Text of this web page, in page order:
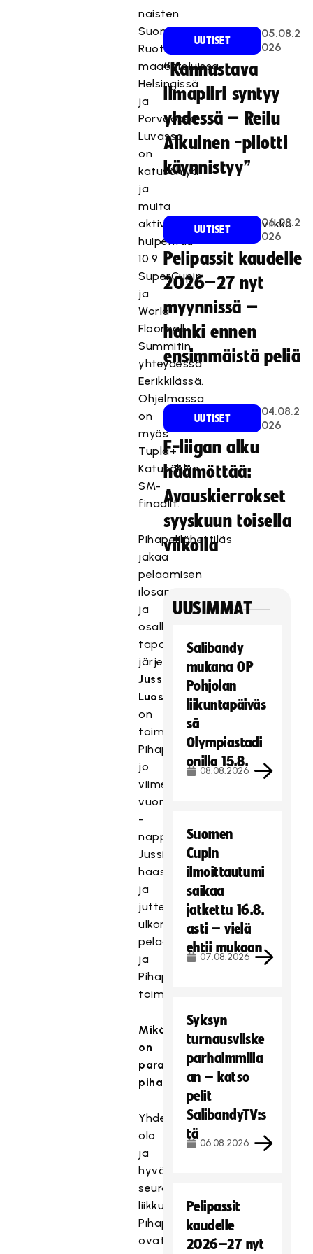
naisten
Suomi-
Ruotsi
maaotteluissa
Helsingissä
ja
Porvoossa.
Luvassa
on
katusählyä
ja
muita
aktiviteetteja. Pihapeliviikko
huipentuu
10.9.
SuperCupin
ja
World
Floorball
Summitin
yhteydessä
Eerikkilässä.
Ohjelmassa
on
myös
Tupla+
Katusählyn
SM-
finaalit.
Pihapelilähettiläs
jakaa
pelaamisen
ilosanomaa
ja
osallistuu
tapahtumien
järjestämiseen.
Jussi
Luostarinen
on
toiminut
Pihapelilähettiläänä
jo
viime
vuonna
-
nappasimme
Jussin
haastatteluun
ja
juttelimme
ulkona
pelaamisesta
ja
Pihapelilähettiläänä
toimimisesta.
Mikä
on
parasta
pihapeleissä?
Yhdessä
olo
ja
hyvässä
seurassa
liikkuminen!
Pihapelit
ovat
UUTISET
05.08.2
026
“Kannustava
ilmapiiri syntyy
yhdessä – Reilu
Aikuinen -pilotti
käynnistyy”
UUTISET
06.08.2
026
Pelipassit kaudelle
2026–27 nyt
myynnissä –
hanki ennen
ensimmäistä peliä
UUTISET
04.08.2
026
F-liigan alku
häämöttää:
Avauskierrokset
syyskuun toisella
viikolla
UUSIMMAT
Salibandy
mukana OP
Pohjolan
liikuntapäiväs
sä
Olympiastadi
onilla 15.8.
08.08.2026
Suomen
Cupin
ilmoittautumi
saikaa
jatkettu 16.8.
asti – vielä
ehtii mukaan
07.08.2026
Syksyn
turnausvilske
parhaimmilla
an – katso
pelit
SalibandyTV:s
tä
06.08.2026
Pelipassit
kaudelle
2026–27 nyt